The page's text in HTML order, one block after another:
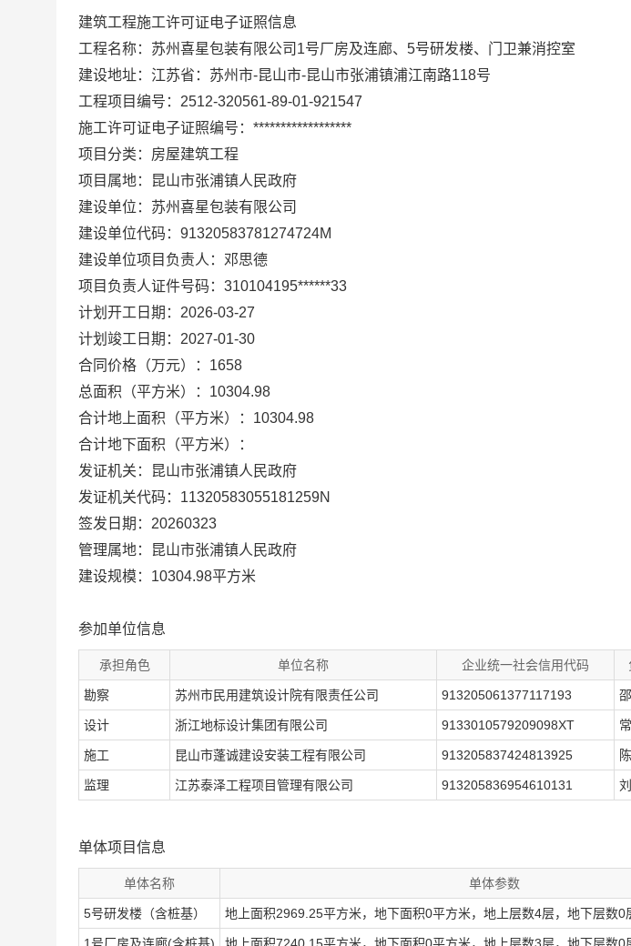
建筑工程施工许可证电子证照信息
工程名称：苏州喜星包装有限公司1号厂房及连廊、5号研发楼、门卫兼消控室
建设地址：江苏省：苏州市-昆山市-昆山市张浦镇浦江南路118号
工程项目编号：2512-320561-89-01-921547
施工许可证电子证照编号：******************
项目分类：房屋建筑工程
项目属地：昆山市张浦镇人民政府
建设单位：苏州喜星包装有限公司
建设单位代码：91320583781274724M
建设单位项目负责人：邓思德
项目负责人证件号码：310104195******33
计划开工日期：2026-03-27
计划竣工日期：2027-01-30
合同价格（万元）：1658
总面积（平方米）：10304.98
合计地上面积（平方米）：10304.98
合计地下面积（平方米）：
发证机关：昆山市张浦镇人民政府
发证机关代码：11320583055181259N
签发日期：20260323
管理属地：昆山市张浦镇人民政府
建设规模：10304.98平方米
参加单位信息
承担角色 单位名称 企业统一社会信用代码
勘察 苏州市民用建筑设计院有限责任公司 913205061377117193
设计 浙江地标设计集团有限公司 9133010579209098XT
施工 昆山市蓬诚建设安装工程有限公司 913205837424813925
监理 江苏泰泽工程项目管理有限公司 913205836954610131
单体项目信息
单体名称 单体参数
5号研发楼（含桩基） 地上面积2969.25平方米，地下面积0平方米，地上层数4层，地下层数